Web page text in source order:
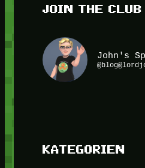
JOIN THE CLUB
John's
KATEGORIEN